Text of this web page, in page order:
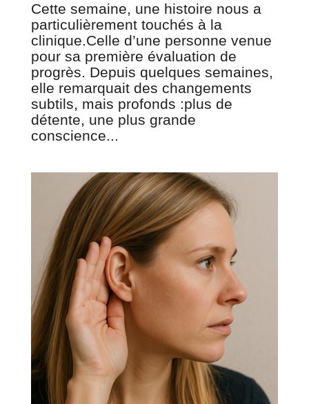
Cette semaine, une histoire nous a
particulièrement touchés à la
clinique.Celle d’une personne venue
pour sa première évaluation de
progrès. Depuis quelques semaines,
elle remarquait des changements
subtils, mais profonds :plus de
détente, une plus grande
conscience...